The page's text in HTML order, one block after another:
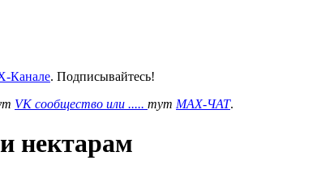
Канале. Подписывайтесь!
VK сообщество или ..... тут MAX-ЧАТ.
нектарам